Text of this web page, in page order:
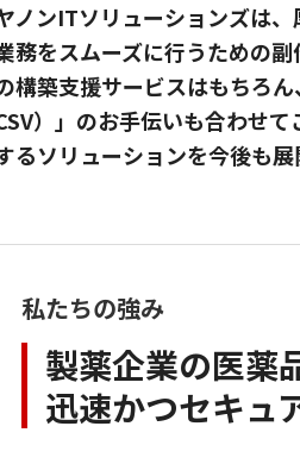
ノンITソリューションズは
務をスムーズに行うための
構築支援サービスはもちろ
CSV）」のお手伝いも合わせ
るソリューションを今後も展
私たちの強み
製薬企業の医薬
迅速かつセキュ